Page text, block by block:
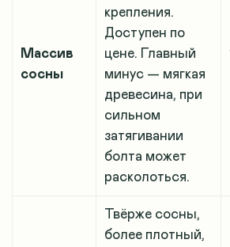
Массив
сосны
крепления.
Доступен по
цене. Главный
минус — мягкая
древесина, при
сильном
затягивании
болта может
расколоться.
Твёрже сосны,
более плотный,